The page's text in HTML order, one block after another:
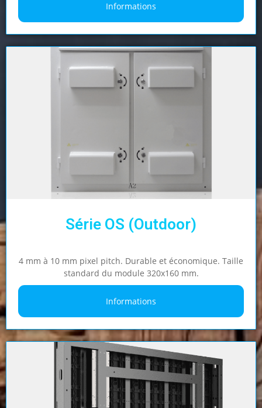
Informations
Série OS (Outdoor)
4 mm à 10 mm pixel pitch. Durable et économique. Taille
standard du module 320x160 mm.
Informations